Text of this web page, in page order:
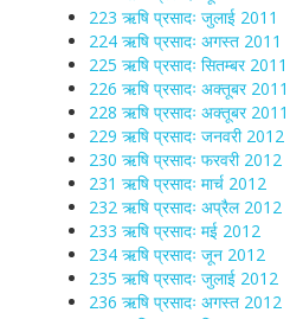
223 ऋषि प्रसादः जुलाई 2011
224 ऋषि प्रसादः अगस्त 2011
225 ऋषि प्रसादः सितम्बर 2011
226 ऋषि प्रसादः अक्तूबर 2011
228 ऋषि प्रसादः अक्तूबर 2011
229 ऋषि प्रसादः जनवरी 2012
230 ऋषि प्रसादः फरवरी 2012
231 ऋषि प्रसादः मार्च 2012
232 ऋषि प्रसादः अप्रैल 2012
233 ऋषि प्रसादः मई 2012
234 ऋषि प्रसादः जून 2012
235 ऋषि प्रसादः जुलाई 2012
236 ऋषि प्रसादः अगस्त 2012